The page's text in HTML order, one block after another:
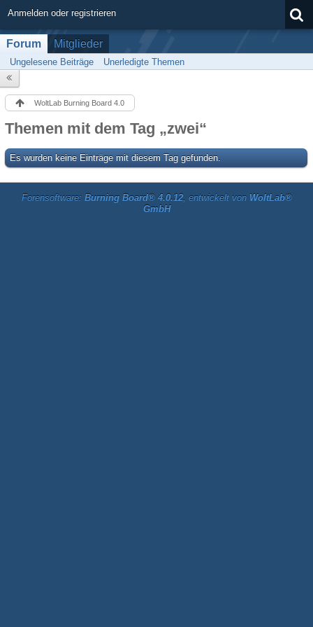
Anmelden oder registrieren
Forum Mitglieder
Ungelesene Beiträge Unerledigte Themen
WoltLab Burning Board 4.0
Themen mit dem Tag „zwei“
Es wurden keine Einträge mit diesem Tag gefunden.
Forensoftware: Burning Board® 4.0.12, entwickelt von WoltLab®
GmbH